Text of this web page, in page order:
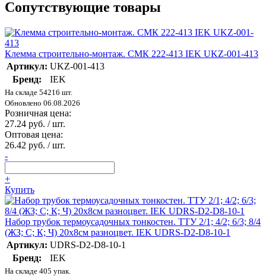
Сопутствующие товары
Клемма строительно-монтаж. СМК 222-413 IEK UKZ-001-413
Артикул: UKZ-001-413
Бренд:
IEK
На складе 54216 шт.
Обновлено 06.08.2026
Розничная цена:
27.24 руб. / шт.
Оптовая цена:
26.42 руб. / шт.
-
+
Купить
Набор трубок термоусадочных тонкостен. ТТУ 2/1; 4/2; 6/3; 8/4
(ЖЗ; С; К; Ч) 20х8см разноцвет. IEK UDRS-D2-D8-10-1
Артикул: UDRS-D2-D8-10-1
Бренд:
IEK
На складе 405 упак.